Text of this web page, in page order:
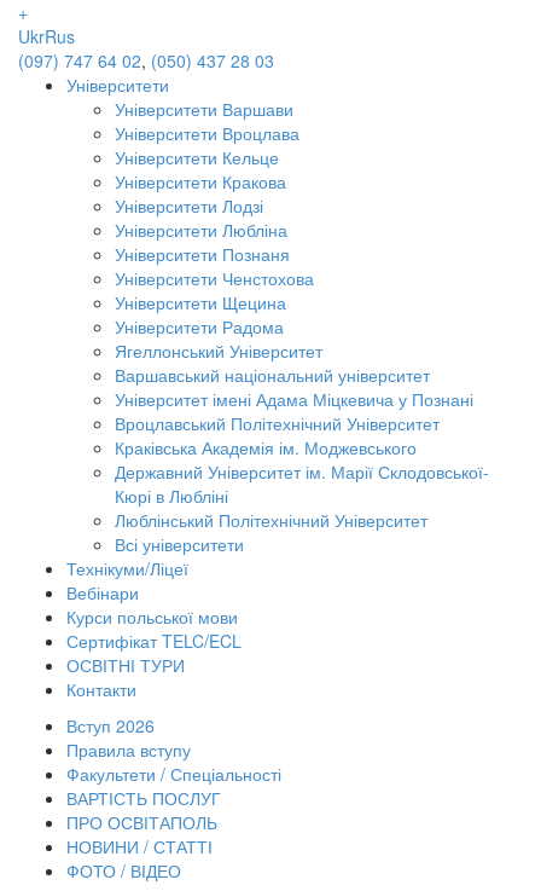
+
UkrRus
(097) 747 64 02, (050) 437 28 03
Університети
Університети Варшави
Університети Вроцлава
Університети Кельце
Університети Кракова
Університети Лодзі
Університети Любліна
Університети Познаня
Університети Ченстохова
Університети Щецина
Університети Радома
Ягеллонський Університет
Варшавський національний університет
Університет імені Адама Міцкевича у Познані
Вроцлавський Політехнічний Університет
Краківська Академія ім. Моджевського
Державний Університет ім. Марії Склодовської-
Кюрі в Любліні
Люблінський Політехнічний Університет
Всі університети
Технікуми/Ліцеї
Вебінари
Курси польської мови
Сертифікат TELC/ECL
ОСВІТНІ ТУРИ
Контакти
Вступ 2026
Правила вступу
Факультети / Спеціальності
ВАРТІСТЬ ПОСЛУГ
ПРО ОСВІТАПОЛЬ
НОВИНИ / СТАТТІ
ФОТО / ВІДЕО